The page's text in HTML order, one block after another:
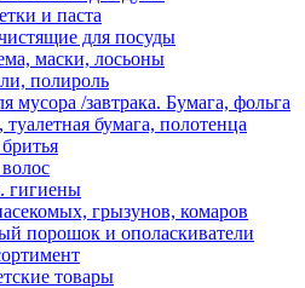
и паста
для посуды
маски, лосьоны
полироль
мусора /завтрака. Бумага, фольга
бумага, полотенца
гигиены
грызунов, комаров
порошок и ополаскиватели
товары